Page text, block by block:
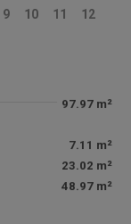
9 10 11
12
97.97 m²
7.11 m²
23.02 m²
48.97 m²